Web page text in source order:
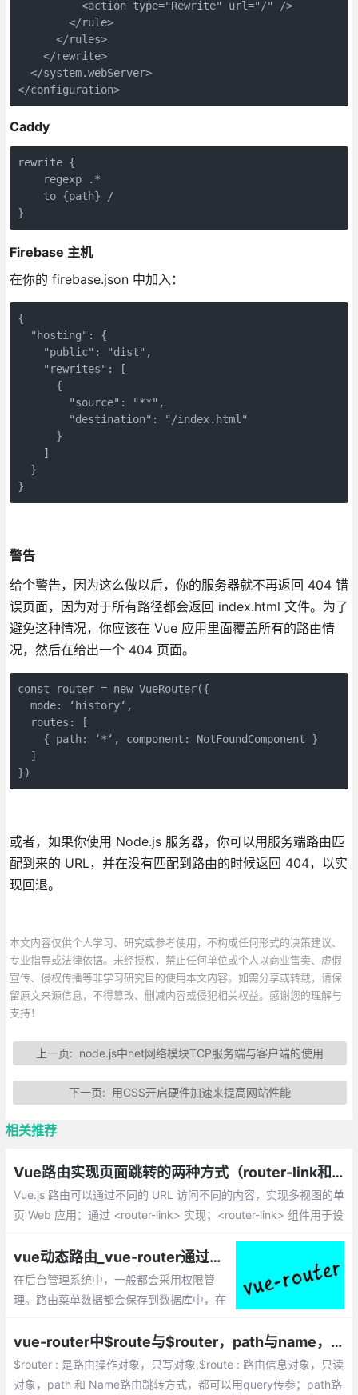
          <action type="Rewrite" url="/" />
        </rule>
      </rules>
    </rewrite>
  </system.webServer>
</configuration>
Caddy
rewrite {
    regexp .*
    to {path} /
}
Firebase 主机
在你的 firebase.json 中加入：
{
  "hosting": {
    "public": "dist",
    "rewrites": [
      {
        "source": "**",
        "destination": "/index.html"
      }
    ]
  }
}
警告
给个警告，因为这么做以后，你的服务器就不再返回 404 错
误页面，因为对于所有路径都会返回 index.html 文件。为了
避免这种情况，你应该在 Vue 应用里面覆盖所有的路由情
况，然后在给出一个 404 页面。
const router = new VueRouter({
  mode: ‘history‘,
  routes: [
    { path: ‘*‘, component: NotFoundComponent }
  ]
})
或者，如果你使用 Node.js 服务器，你可以用服务端路由匹
配到来的 URL，并在没有匹配到路由的时候返回 404，以实
现回退。
本文内容仅供个人学习、研究或参考使用，不构成任何形式的决策建议、
专业指导或法律依据。未经授权，禁止任何单位或个人以商业售卖、虚假
宣传、侵权传播等非学习研究目的使用本文内容。如需分享或转载，请保
留原文来源信息，不得篡改、删减内容或侵犯相关权益。感谢您的理解与
支持！
上一页: node.js中net网络模块TCP服务端与客户端的使用
下一页: 用CSS开启硬件加速来提高网站性能
相关推荐
Vue路由实现页面跳转的两种方式（router-link和JS）
Vue.js 路由可以通过不同的 URL 访问不同的内容，实现多视图的单
页 Web 应用：通过 <router-link> 实现；<router-link> 组件用于设
vue动态路由_vue-router通过接口请求动态生成路由的实现
在后台管理系统中，一般都会采用权限管
理。路由菜单数据都会保存到数据库中，在
outes(routes)方法，即可用它来实现动态路
由了
vue-router中$route与$router，path与name，params与query的区别梳理
$router : 是路由操作对象，只写对象,$route : 路由信息对象，只读
对象，path 和 Name路由跳转方式，都可以用query传参；path路